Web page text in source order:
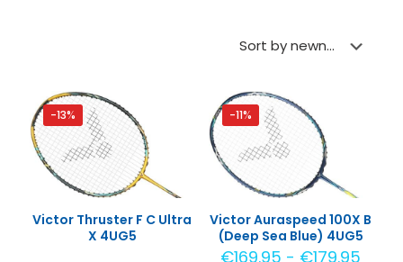
-13%
Victor Thruster F C Ultra
X 4UG5
-11%
Victor Auraspeed 100X B
(Deep Sea Blue) 4UG5
€169.95 - €179.95